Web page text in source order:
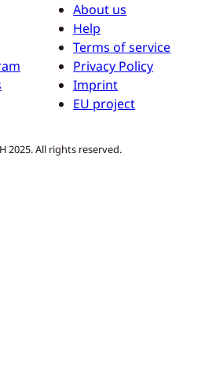
About us
Help
Terms of service
Privacy Policy
Imprint
EU project
2025. All rights reserved.